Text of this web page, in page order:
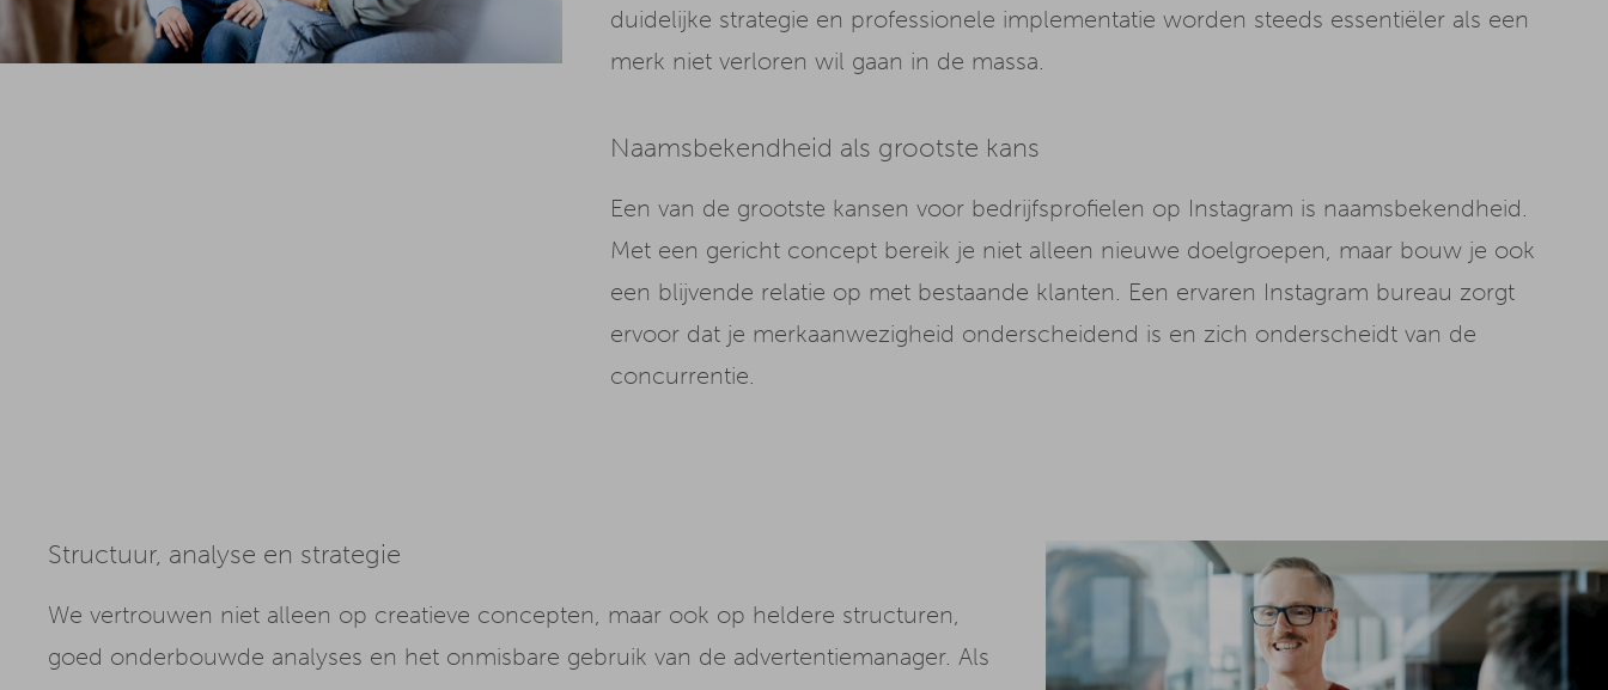
duidelijke strategie en professionele implementatie worden steeds essentiëler als een
merk niet verloren wil gaan in de massa.
Naamsbekendheid als grootste kans
Een van de grootste kansen voor bedrijfsprofielen op Instagram is naamsbekendheid.
Met een gericht concept bereik je niet alleen nieuwe doelgroepen, maar bouw je ook
een blijvende relatie op met bestaande klanten. Een ervaren Instagram bureau zorgt
ervoor dat je merkaanwezigheid onderscheidend is en zich onderscheidt van de
concurrentie.
Structuur, analyse en strategie
We vertrouwen niet alleen op creatieve concepten, maar ook op heldere structuren,
goed onderbouwde analyses en het onmisbare gebruik van de advertentiemanager. Als